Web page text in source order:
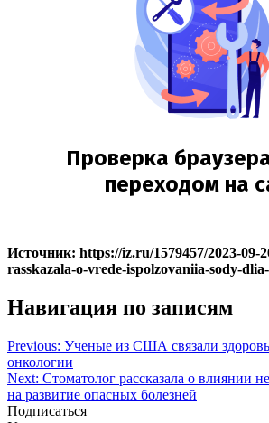
Источник: https://iz.ru/1579457/2023-09-
rasskazala-o-vrede-ispolzovaniia-sody-
Навигация по записям
Previous: Ученые из США связали
онкологии
Next: Стоматолог рассказала о влиянии
на развитие опасных болезней
Подписаться